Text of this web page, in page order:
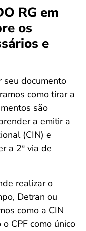
RG em
os
e
seu documento
como tirar a
são
a emitir a
(CIN) e
a 2ª via de
realizar o
Detran ou
como a CIN
CPF como único